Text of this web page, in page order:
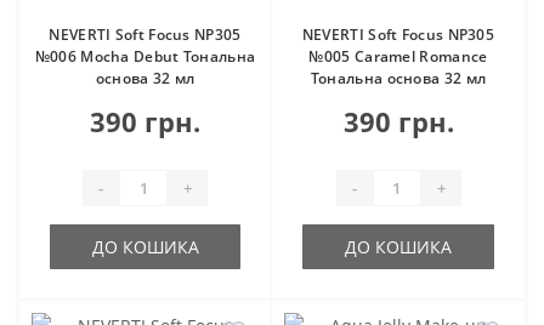
NEVERTI Soft Focus NP305
№006 Mocha Debut Тональна
основа 32 мл
390 грн.
- +
ДО КОШИКА
NEVERTI Soft Focus NP305
№005 Caramel Romance
Тональна основа 32 мл
390 грн.
- +
ДО КОШИКА